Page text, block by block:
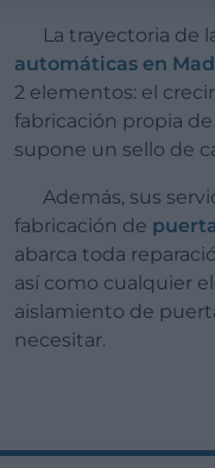
La trayectoria de
automáticas en
2 elementos: el
fabricación propia
supone un sello de
Además, sus servicios abarcan mucho más que la
fabricación de
abarca toda
así como cualquier
aislamiento de
necesitar.